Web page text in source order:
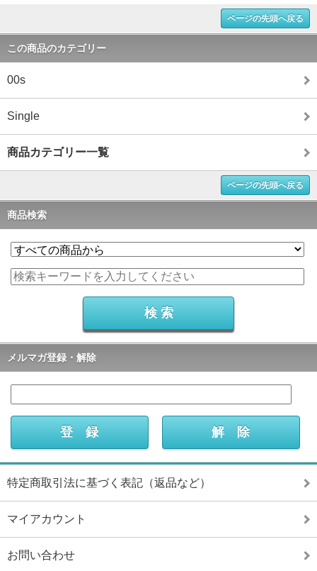
ページの先頭へ戻る
この商品のカテゴリー
00s
Single
商品カテゴリー一覧
ページの先頭へ戻る
商品検索
メルマガ登録・解除
特定商取引法に基づく表記（返品など）
マイアカウント
お問い合わせ